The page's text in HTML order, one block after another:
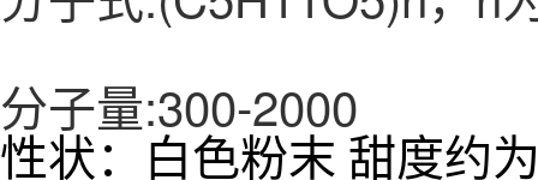
分子量:300-2000
性状：白色粉末 甜度约